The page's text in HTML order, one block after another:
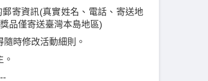
寄資訊(真實姓名、電話、寄送地
品僅寄送臺灣本島地區)
時修改活動細則。